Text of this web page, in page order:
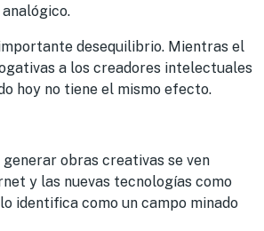
desequilibrio. Mientras el
a los creadores intelectuales
hoy no tiene el mismo efecto.
obras creativas se ven
y las nuevas tecnologías como
identifica como un campo minado